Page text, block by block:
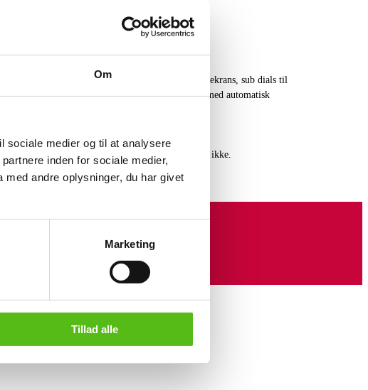
Om
sociale medier og til at analysere
inden for sociale medier,
andre oplysninger, du har givet
Marketing
Tillad alle
logo, 3 visere, stregindeks og dato. Tachymetrekrans, sub dials til
Safirglas. Ø 39 mm. Mekanisk Omega urværk med automatisk
booklet samt kortholder.
ikke for funktionaliteten. Servicehistorik kendes ikke.